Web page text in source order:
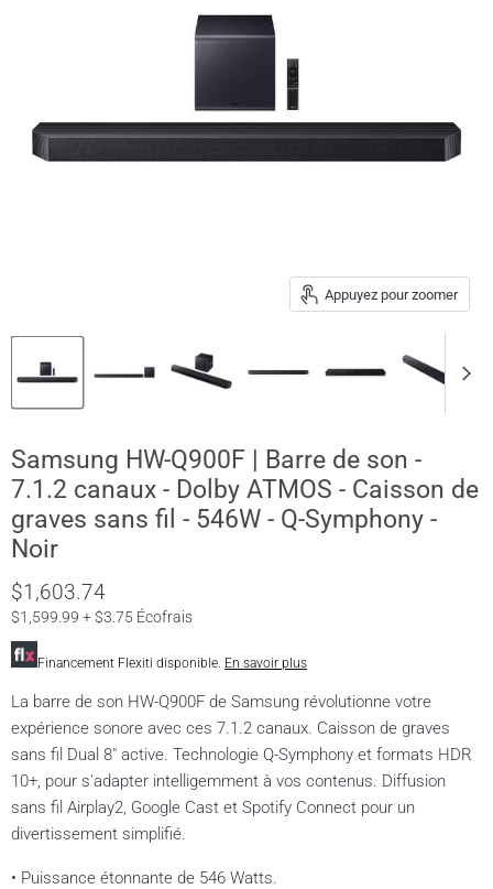
Appuyez pour zoomer
Samsung HW-Q900F | Barre de son -
7.1.2 canaux - Dolby ATMOS - Caisson de
graves sans fil - 546W - Q-Symphony -
Noir
$1,603.74
$1,599.99 + $3.75 Écofrais
Financement Flexiti disponible. En savoir plus
La barre de son HW-Q900F de Samsung révolutionne votre
expérience sonore avec ces 7.1.2 canaux. Caisson de graves
sans fil Dual 8" active. Technologie Q-Symphony et formats HDR
10+, pour s'adapter intelligemment à vos contenus. Diffusion
sans fil Airplay2, Google Cast et Spotify Connect pour un
divertissement simplifié.
• Puissance étonnante de 546 Watts.